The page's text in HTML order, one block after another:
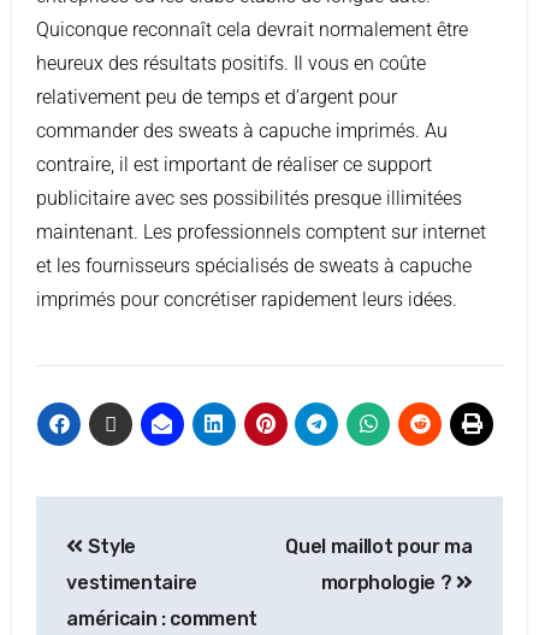
Quiconque reconnaît cela devrait normalement être
heureux des résultats positifs. Il vous en coûte
relativement peu de temps et d’argent pour
commander des sweats à capuche imprimés. Au
contraire, il est important de réaliser ce support
publicitaire avec ses possibilités presque illimitées
maintenant. Les professionnels comptent sur internet
et les fournisseurs spécialisés de sweats à capuche
imprimés pour concrétiser rapidement leurs idées.
Style
vestimentaire
américain : comment
Quel maillot pour ma
morphologie ?